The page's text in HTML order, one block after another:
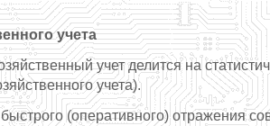
учета
учет делится на
учета).
(оперативного) отражения